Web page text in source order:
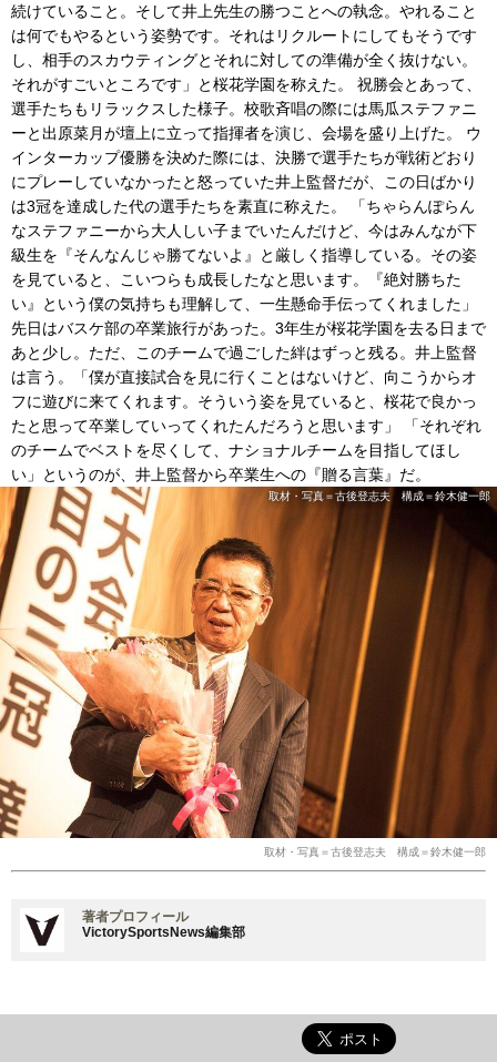
続けていること。そして井上先生の勝つことへの執念。やれること
は何でもやるという姿勢です。それはリクルートにしてもそうです
し、相手のスカウティングとそれに対しての準備が全く抜けない。
それがすごいところです」と桜花学園を称えた。 祝勝会とあって、
選手たちもリラックスした様子。校歌斉唱の際には馬瓜ステファニ
ーと出原菜月が壇上に立って指揮者を演じ、会場を盛り上げた。 ウ
インターカップ優勝を決めた際には、決勝で選手たちが戦術どおり
にプレーしていなかったと怒っていた井上監督だが、この日ばかり
は3冠を達成した代の選手たちを素直に称えた。 「ちゃらんぽらん
なステファニーから大人しい子までいたんだけど、今はみんなが下
級生を『そんなんじゃ勝てないよ』と厳しく指導している。その姿
を見ていると、こいつらも成長したなと思います。『絶対勝ちた
い』という僕の気持ちも理解して、一生懸命手伝ってくれました」
先日はバスケ部の卒業旅行があった。3年生が桜花学園を去る日まで
あと少し。ただ、このチームで過ごした絆はずっと残る。井上監督
は言う。「僕が直接試合を見に行くことはないけど、向こうからオ
フに遊びに来てくれます。そういう姿を見ていると、桜花で良かっ
たと思って卒業していってくれたんだろうと思います」 「それぞれ
のチームでベストを尽くして、ナショナルチームを目指してほし
い」というのが、井上監督から卒業生への『贈る言葉』だ。
取材・写真＝古後登志夫 構成＝鈴木健一郎
取材・写真＝古後登志夫 構成＝鈴木健一郎
著者プロフィール
VictorySportsNews編集部